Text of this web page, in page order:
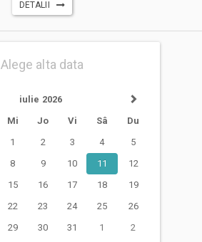
DETALII
Alege alta data
iulie 2026
Mi Jo Vi Sâ
Du
1 2 3 4
5
8 9 10 11
12
15 16 17 18
19
22 23 24 25
26
29 30 31 1
2